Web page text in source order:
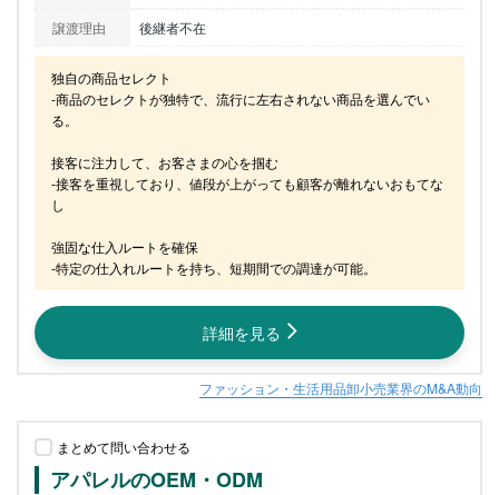
譲渡理由
後継者不在
独自の商品セレクト
‐商品のセレクトが独特で、流行に左右されない商品を選んでい
る。
接客に注力して、お客さまの心を掴む
-接客を重視しており、値段が上がっても顧客が離れないおもてな
し
強固な仕入ルートを確保
‐特定の仕入れルートを持ち、短期間での調達が可能。
詳細を見る
ファッション・生活用品卸小売業界のM&A動向
まとめて問い合わせる
アパレルのOEM・ODM